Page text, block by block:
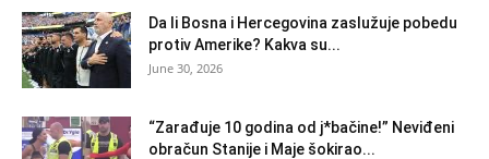
Da li Bosna i Hercegovina zaslužuje pobedu
protiv Amerike? Kakva su...
June 30, 2026
“Zarađuje 10 godina od j*bačine!” Neviđeni
obračun Stanije i Maje šokirao...